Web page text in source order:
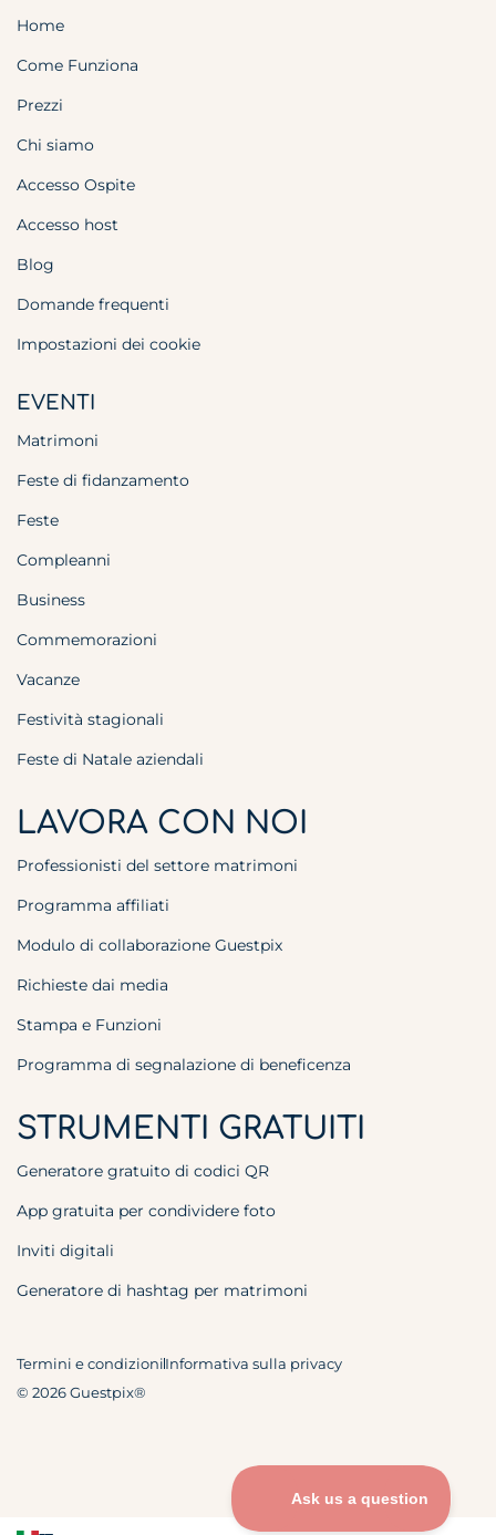
Home
Come Funziona
Prezzi
Chi siamo
Accesso Ospite
Accesso host
Blog
Domande frequenti
Impostazioni dei cookie
EVENTI
Matrimoni
Feste di fidanzamento
Feste
Compleanni
Business
Commemorazioni
Vacanze
Festività stagionali
Feste di Natale aziendali
LAVORA CON NOI
Professionisti del settore matrimoni
Programma affiliati
Modulo di collaborazione Guestpix
Richieste dai media
Stampa e Funzioni
Programma di segnalazione di beneficenza
STRUMENTI GRATUITI
Generatore gratuito di codici QR
App gratuita per condividere foto
Inviti digitali
Generatore di hashtag per matrimoni
© 2026 Guestpix®
Termini e condizioniInformativa sulla privacy